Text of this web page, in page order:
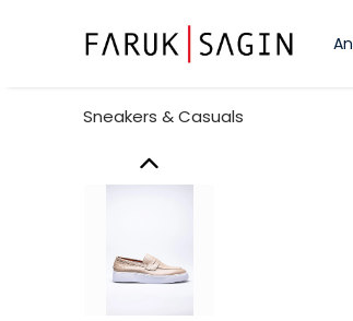
Sneakers & Casuals